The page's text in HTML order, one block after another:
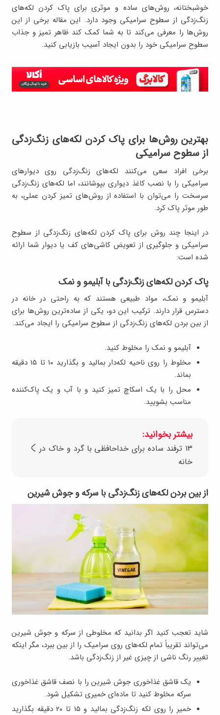
خوشبختانه، روش‌های ساده و موثری برای پاک کردن لکه‌های
زنگ‌زدگی از سطوح سرامیکی وجود دارد. این مقاله برخی از این
روش‌ها را معرفی می‌کند تا به شما کمک کند ظاهر تمیز و جذاب
سطوح سرامیکی خود را بدون ایجاد آسیب بازیابی کنید.
بهترین روش‌ها برای پاک کردن لکه‌های زنگ‌زدگی
از سطوح سرامیکی
برخی افراد سعی می‌کنند لکه‌های زنگ‌زدگی روی دیوارهای
سرامیکی را با نصب کاغذ دیواری بپوشانند، اما لکه‌های زنگ‌زدگی
سرسخت را می‌توان با استفاده از روش‌های تمیز کردن عملی، به
طور موثر پاک کرد.
در اینجا چند روش برای پاک کردن لکه‌های زنگ‌زدگی از سطوح
سرامیکی و جلوگیری از تعویض کاشی‌های کف یا دیوار شما ارائه
شده است:
پاک کردن لکه‌های زنگ‌زدگی با آبلیمو و نمک
آبلیمو و نمک، مواد طبیعی هستند که به راحتی در خانه در
دسترس قرار دارند. ترکیب این دو، یکی از ساده‌ترین روش‌ها برای
از بین بردن لکه‌های زنگ‌زدگی از سطوح سرامیکی را ایجاد می‌کند.
آبلیمو و نمک را مخلوط کنید.
مخلوط را روی ناحیه لکه‌دار بمالید و بگذارید ۱۰ تا ۱۵ دقیقه
بماند.
محل را با یک اسکاچ تمیز کنید و با آب و یک پاک‌کننده
مناسب بشویید.
بیشتر بخوانید:
۱۳ ترفند ساده برای خداحافظی با گرد و خاک در
خانه
از بین بردن لکه‌های زنگ‌زدگی با سرکه و جوش شیرین
شاید تعجب کنید اگر بدانید که مخلوطی از سرکه و جوش شیرین
می‌تواند تقریباً تمام لکه‌های روی سرامیک را از بین ببرد، مگر اینکه
تغییر رنگ ناشی از چیزی غیر از زنگ‌زدگی باشد.
یک قاشق غذاخوری جوش شیرین را با نصف قاشق غذاخوری
سرکه مخلوط کنید تا ماده‌ای خمیری تشکیل شود.
خمیر را روی لکه زنگ‌زدگی بمالید و ۱۵ تا ۲۰ دقیقه بگذارید